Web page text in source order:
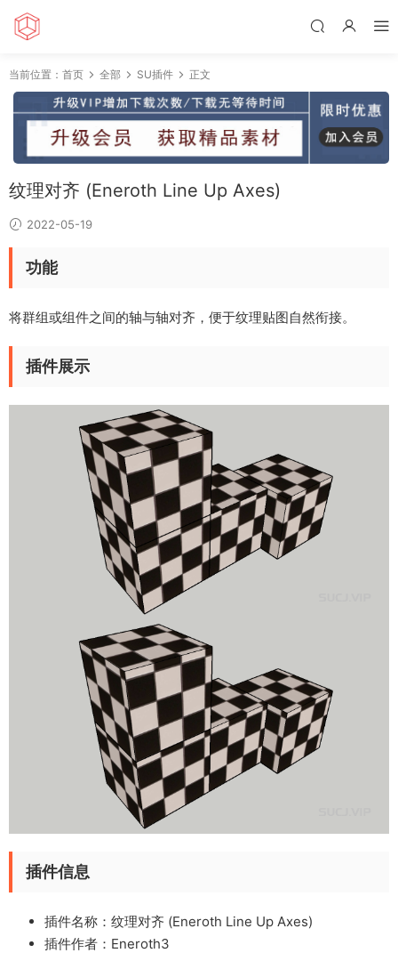
当前位置： 首页 全部 SU插件 正文
纹理对齐 (Eneroth Line Up Axes)
2022-05-19
功能
将群组或组件之间的轴与轴对齐，便于纹理贴图自然衔接。
插件展示
插件信息
插件名称：纹理对齐 (Eneroth Line Up Axes)
插件作者：Eneroth3